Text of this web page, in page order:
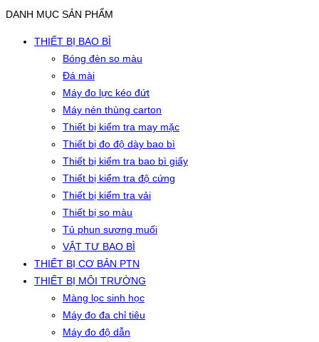
DANH MỤC SẢN PHẨM
THIẾT BỊ BAO BÌ
Bóng đèn so màu
Đá mài
Máy đo lực kéo đứt
Máy nén thùng carton
Thiết bị kiểm tra may mặc
Thiết bị đo độ dày bao bì
Thiết bị kiểm tra bao bì giấy
Thiết bị kiểm tra độ cứng
Thiết bị kiểm tra vải
Thiết bị so màu
Tủ phun sương muối
VẬT TƯ BAO BÌ
THIẾT BỊ CƠ BẢN PTN
THIẾT BỊ MÔI TRƯỜNG
Màng lọc sinh học
Máy đo đa chỉ tiêu
Máy đo độ dẫn